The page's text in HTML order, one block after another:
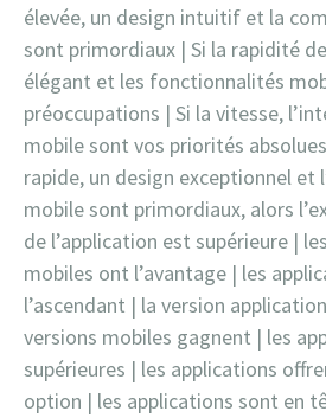
élevée, un design intuitif et la
sont primordiaux | Si la rapidité
élégant et les fonctionnalités
préoccupations | Si la vitesse,
mobile sont vos priorités
rapide, un design exceptionnel et
mobile sont primordiaux, alors
de l’application est supérieure |
mobiles ont l’avantage | les
l’ascendant | la version
versions mobiles gagnent | les
supérieures | les applications
option | les applications sont en